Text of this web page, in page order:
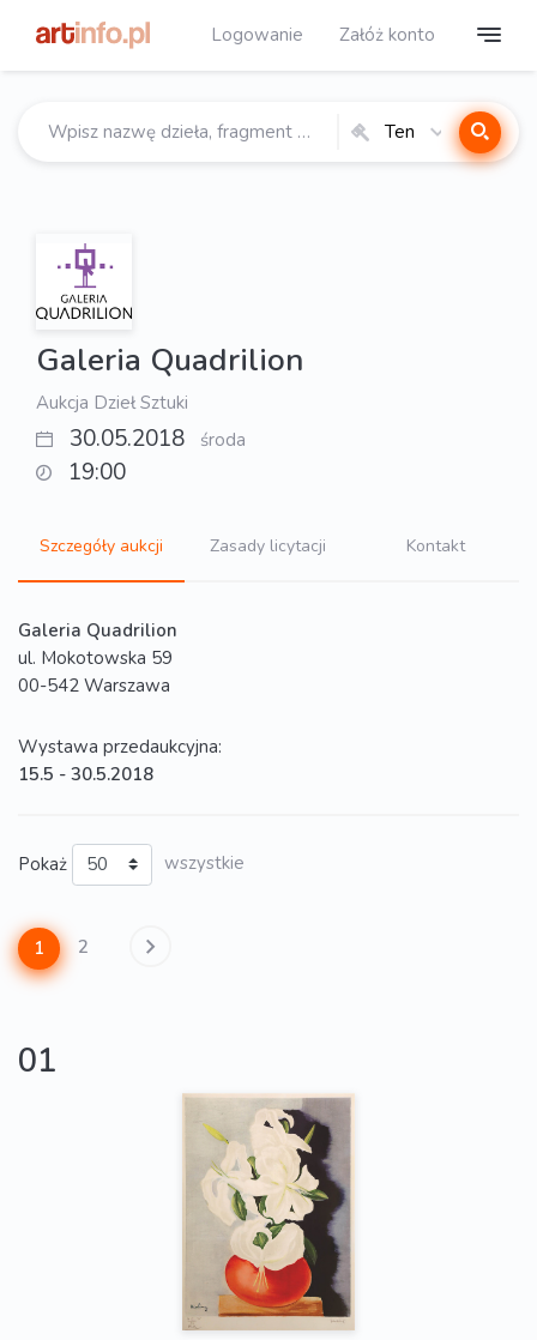
Logowanie Załóż konto
Ten
Galeria Quadrilion
Aukcja Dzieł Sztuki
30.05.2018 środa
19:00
Szczegóły aukcji Zasady licytacji Kontakt
Galeria Quadrilion
ul. Mokotowska 59
00-542 Warszawa
Wystawa przedaukcyjna:
15.5 - 30.5.2018
Pokaż wszystkie
1 2
01